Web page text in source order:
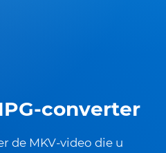
converter
de MKV-video die u